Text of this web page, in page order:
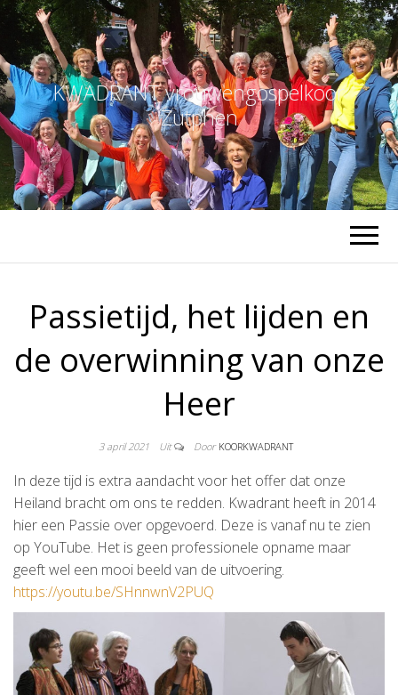
KWADRANT vrouwengospelkoor
Zutphen
Passietijd, het lijden en
de overwinning van onze
Heer
3 april 2021 Uit Door KOORKWADRANT
In deze tijd is extra aandacht voor het offer dat onze
Heiland bracht om ons te redden. Kwadrant heeft in 2014
hier een Passie over opgevoerd. Deze is vanaf nu te zien
op YouTube. Het is geen professionele opname maar
geeft wel een mooi beeld van de uitvoering.
https://youtu.be/SHnnwnV2PUQ